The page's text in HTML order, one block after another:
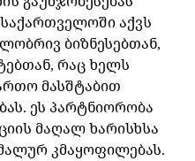
აქვს
ბიზნესებთან,
რაც ხელს
მასშტაბით
ეს პარტნიორობა
მაღალ ხარისხსა
კმაყოფილებას.